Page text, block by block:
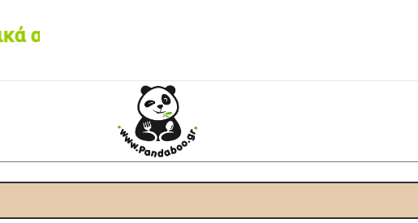
60€ • Box now με 2€